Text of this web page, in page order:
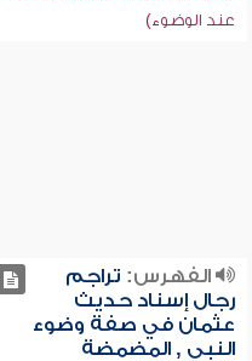
عند الوضوء)
الفهرس: تراجم
رجال إسناد حديث
عثمان في صفة وضوء
النبي , المضمضة